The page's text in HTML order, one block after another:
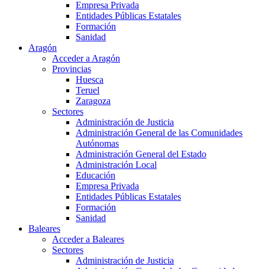
Empresa Privada
Entidades Públicas Estatales
Formación
Sanidad
Aragón
Acceder a Aragón
Provincias
Huesca
Teruel
Zaragoza
Sectores
Administración de Justicia
Administración General de las Comunidades
Autónomas
Administración General del Estado
Administración Local
Educación
Empresa Privada
Entidades Públicas Estatales
Formación
Sanidad
Baleares
Acceder a Baleares
Sectores
Administración de Justicia